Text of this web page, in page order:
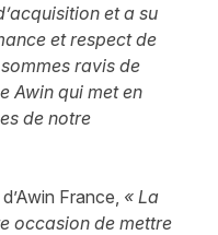
et a su
et respect de
ravis de
Awin qui met en
de notre
France, « La
occasion de mettre